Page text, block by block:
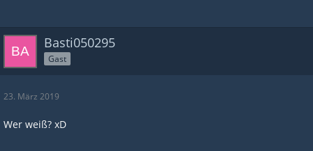
Basti050295
Gast
23. März 2019
Wer weiß? xD